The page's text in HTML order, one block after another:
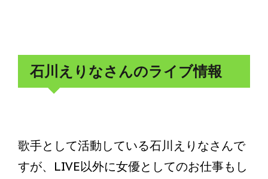
石川えりなさんのライブ情報
歌手として活動している石川えりなさんで
すが、LIVE以外に女優としてのお仕事もし